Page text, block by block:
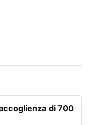
di 700